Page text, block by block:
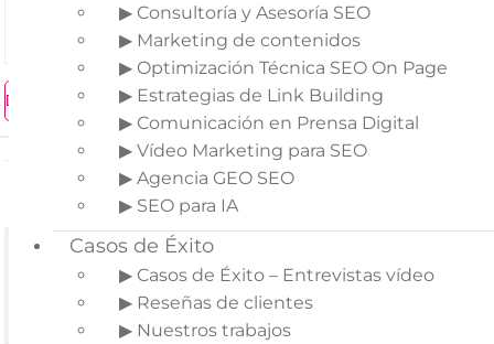
PrestaShop
1.7.0.0a1.7.8.11 y8.0.0a
8.2.1
Demo Front Office
Precio:49,99€
Se contrata conjuntamente con 1 año
Business Care
(soporte y actualizaciones)
▶ Consultoría y Asesoría SEO
▶ Marketing de contenidos
▶ Optimización Técnica SEO On Page
▶ Estrategias de Link Building
▶ Comunicación en Prensa Digital
▶ Vídeo Marketing para SEO
▶ Agencia GEO SEO
▶ SEO para IA
Casos de Éxito
▶ Casos de Éxito – Entrevistas vídeo
▶ Reseñas de clientes
▶ Nuestros trabajos